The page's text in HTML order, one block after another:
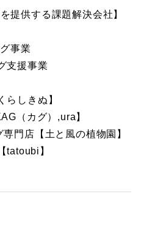
提供する課題解決会社】
事業
支援事業
らしきぬ】
（カグ）,ura】
門店【土と風の植物園】
tatoubi】